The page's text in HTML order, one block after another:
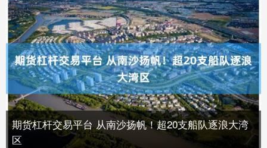
期货杠杆交易平台 从南沙扬帆！超20支船队逐浪大湾
区